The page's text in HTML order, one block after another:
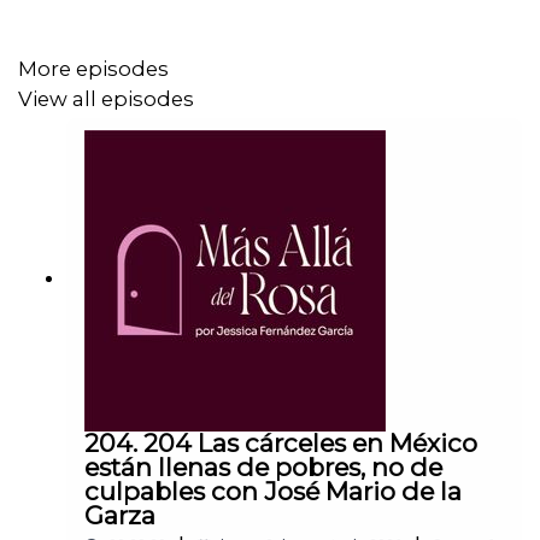
historia de un hombre que recuperó su libertad y que hoy
nos deja una poderosa lección de fe, resistencia y
esperanza. Una historia que, aún después de tantos
merece ser defendida y vivida.
Sigue el trabajo de Bosco en:
Y sigue mi trabajo en mis redes: @jessicafdzg
More episodes
View all episodes
204. 204 Las cárceles en México
están llenas de pobres, no de
culpables con José Mario de la
Garza